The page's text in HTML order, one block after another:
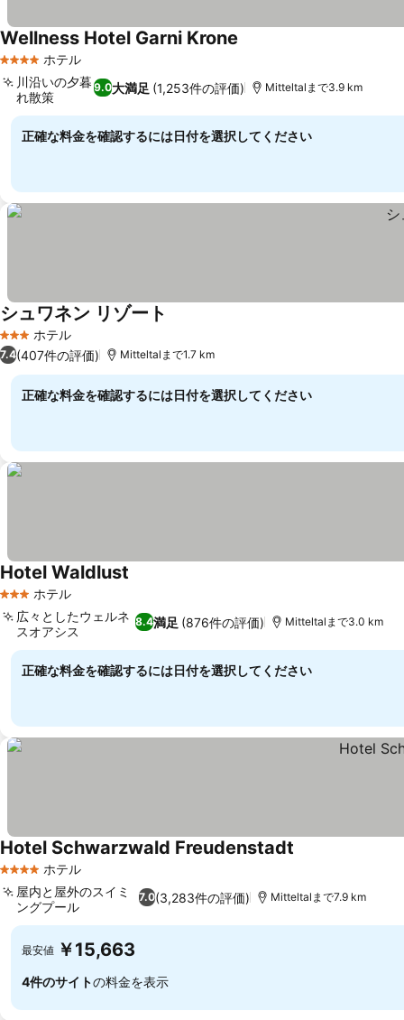
4 ホテルのランク
ホテル
Wellness Hotel Garni Krone
9.0大満足 (1,253件の評価)
川沿いの夕暮
れ散策
Mitteltalまで3.9 km
正確な料金を確認するには日付を選択してください
3 ホテルのランク
ホテル
シュワネン リゾート
7.4(407件の評価) Mitteltalまで1.7 km
正確な料金を確認するには日付を選択してください
3 ホテルのランク
ホテル
Hotel Waldlust
8.4満足 (876件の評価)
広々としたウェルネ
スオアシス
Mitteltalまで3.0 km
正確な料金を確認するには日付を選択してください
4 ホテルのランク
ホテル
Hotel Schwarzwald Freudenstadt
7.0(3,283件の評価)
屋内と屋外のスイミ
ングプール
Mitteltalまで7.9 km
最安値 ￥15,663
4件のサイトの料金を表示